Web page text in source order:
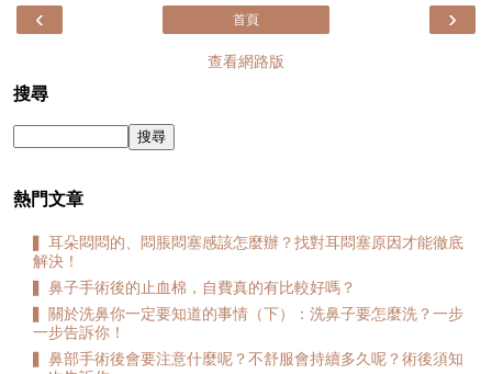
‹ ›
首頁
查看網路版
搜尋
熱門文章
▍耳朵悶悶的、悶脹悶塞感該怎麼辦？找對耳悶塞原因才能徹底
解決！
▍鼻子手術後的止血棉，自費真的有比較好嗎？
▍關於洗鼻你一定要知道的事情（下）：洗鼻子要怎麼洗？一步
一步告訴你！
▍鼻部手術後會要注意什麼呢？不舒服會持續多久呢？術後須知